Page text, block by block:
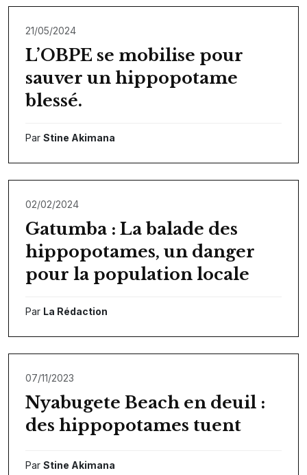
21/05/2024
L’OBPE se mobilise pour
sauver un hippopotame
blessé.
Par Stine Akimana
02/02/2024
Gatumba : La balade des
hippopotames, un danger
pour la population locale
Par La Rédaction
07/11/2023
Nyabugete Beach en deuil :
des hippopotames tuent
Par Stine Akimana